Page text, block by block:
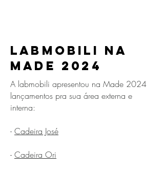
labmobili na
Made 2024
A labmobili apresentou na Made 2024
lançamentos pra sua área externa e
interna:
- Cadeira José
- Cadeira Ori